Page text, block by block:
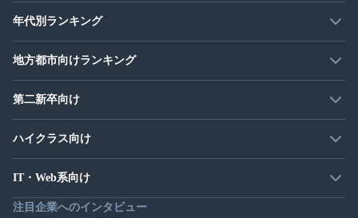
年代別ランキング
地方都市向けランキング
第二新卒向け
ハイクラス向け
IT・Web系向け
注目企業へのインタビュー